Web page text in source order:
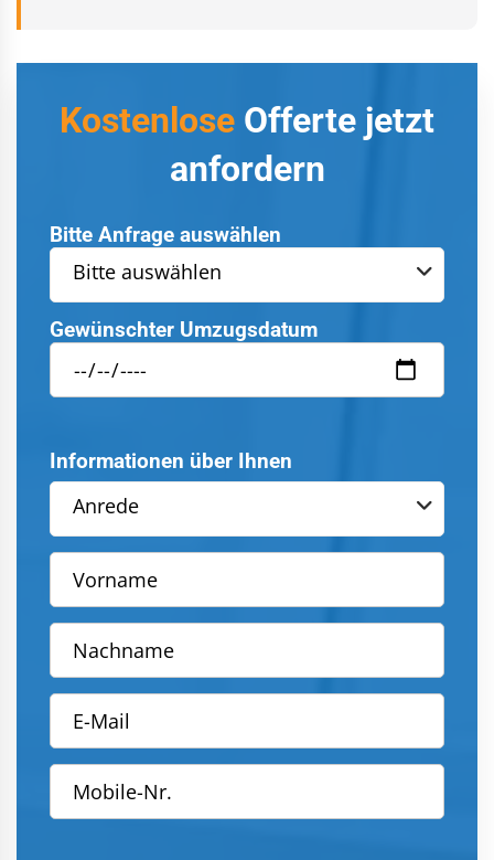
Kostenlose Offerte jetzt
anfordern
Bitte Anfrage auswählen
Bitte auswählen
Gewünschter Umzugsdatum
Informationen über Ihnen
Anrede